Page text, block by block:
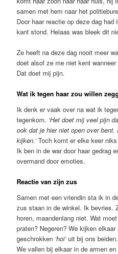
samen met hem naar het
Door haar reactie op deze dag
kant stond. Helaas was bleek dit
Ze heeft na deze dag nooit meer
doet alsof ze me niet kent
Dat doet mij pijn.
Wat ik tegen haar zou willen
Ik denk er vaak over na wat ik
tegenkom. ‘Het doet mij veel pijn
ook dat je hier niet open over
kijken.’Toch komt er elke keer
Ik ben in de war door haar gedrag
overmand door emoties.
Reactie van zijn zus
Samen met een vriendin sta ik in
zus staan in de winkel. Ik bevries.
horen, maandenlang niet. Wat
praten? Negeren? We kijken
geschrokken ‘hoi’uit bij ons
We vallen bij elkaar in de armen